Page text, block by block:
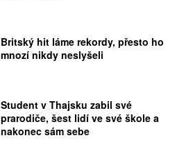
Britský hit láme rekordy, přesto ho
mnozí nikdy neslyšeli
Student v Thajsku zabil své
prarodiče, šest lidí ve své škole a
nakonec sám sebe